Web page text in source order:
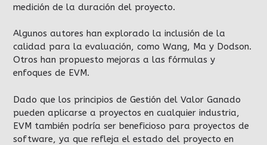
medición de la duración del proyecto.
Algunos autores han explorado la inclusión de la
calidad para la evaluación, como Wang, Ma y Dodson.
Otros han propuesto mejoras a las fórmulas y
enfoques de EVM.
Dado que los principios de Gestión del Valor Ganado
pueden aplicarse a proyectos en cualquier industria,
EVM también podría ser beneficioso para proyectos de
software, ya que refleja el estado del proyecto en